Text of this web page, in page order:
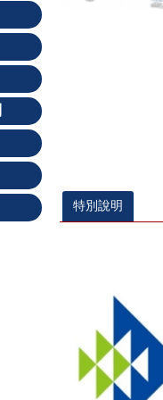
特別說明